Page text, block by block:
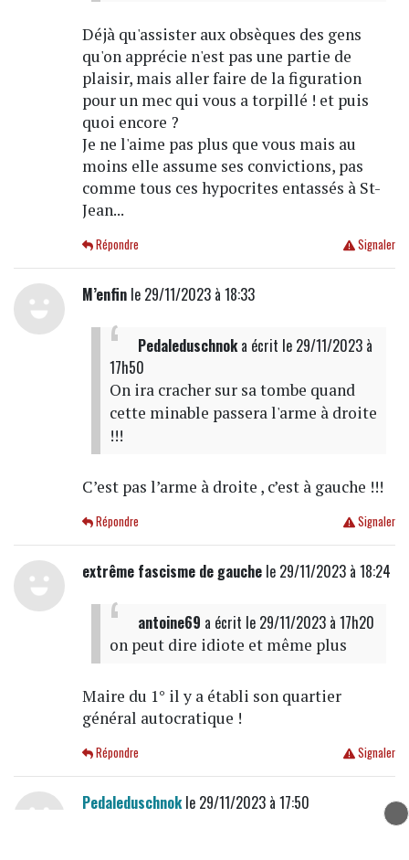
Déjà qu'assister aux obsèques des gens
qu'on apprécie n'est pas une partie de
plaisir, mais aller faire de la figuration
pour un mec qui vous a torpillé ! et puis
quoi encore ?
Je ne l'aime pas plus que vous mais au
moins elle assume ses convictions, pas
comme tous ces hypocrites entassés à St-
Jean...
Signaler
Répondre
M’enfinle 29/11/2023 à 18:33
Pedaleduschnoka écrit le 29/11/2023 à
17h50
On ira cracher sur sa tombe quand
cette minable passera l'arme à droite
!!!
C’est pas l’arme à droite , c’est à gauche !!!
Signaler
Répondre
extrême fascisme de gauchele 29/11/2023 à 18:24
antoine69 a écrit le 29/11/2023 à 17h20
on peut dire idiote et même plus
Maire du 1° il y a établi son quartier
général autocratique !
Signaler
Répondre
Pedaleduschnokle 29/11/2023 à 17:50